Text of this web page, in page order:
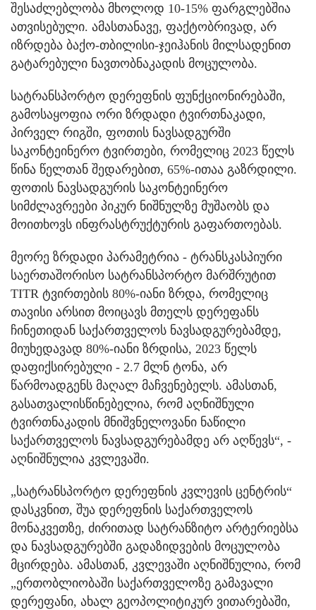
შესაძლებლობა მხოლოდ 10-15% ფარგლებშია
ათვისებული. ამასთანავე, ფაქტობრივად, არ
იზრდება ბაქო-თბილისი-ჯეიჰანის მილსადენით
გატარებული ნავთობნაკადის მოცულობა.
სატრანსპორტო დერეფნის ფუნქციონირებაში,
გამოსაყოფია ორი ზრდადი ტვირთნაკადი,
პირველ რიგში, ფოთის ნავსადგურში
საკონტეინერო ტვირთები, რომელიც 2023 წელს
წინა წელთან შედარებით, 65%-ითაა გაზრდილი.
ფოთის ნავსადგურის საკონტეინერო
სიმძლავრეები პიკურ ნიშნულზე მუშაობს და
მოითხოვს ინფრასტრუქტურის გაფართოებას.
მეორე ზრდადი პარამეტრია - ტრანსკასპიური
საერთაშორისო სატრანსპორტო მარშრუტით
TITR ტვირთების 80%-იანი ზრდა, რომელიც
თავისი არსით მოიცავს მთელს დერეფანს
ჩინეთიდან საქართველოს ნავსადგურებამდე,
მიუხედავად 80%-იანი ზრდისა, 2023 წელს
დაფიქსირებული - 2.7 მლნ ტონა, არ
წარმოადგენს მაღალ მაჩვენებელს. ამასთან,
გასათვალისწინებელია, რომ აღნიშნული
ტვირთნაკადის მნიშვნელოვანი ნაწილი
საქართველოს ნავსადგურებამდე არ აღწევს“, -
აღნიშნულია კვლევაში.
„სატრანსპორტო დერეფნის კვლევის ცენტრის“
დასკვნით, შუა დერეფნის საქართველოს
მონაკვეთზე, ძირითად სატრანზიტო არტერიებსა
და ნავსადგურებში გადაზიდვების მოცულობა
მცირდება. ამასთან, კვლევაში აღნიშნულია, რომ
„ერთობლიობაში საქართველოზე გამავალი
დერეფანი, ახალ გეოპოლიტიკურ ვითარებაში,